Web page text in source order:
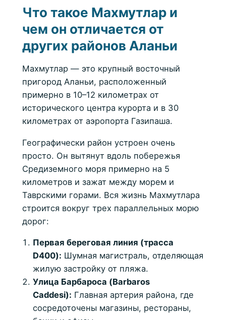
Что такое Махмутлар и
чем он отличается от
других районов Аланьи
Махмутлар — это крупный восточный
пригород Аланьи, расположенный
примерно в 10–12 километрах от
исторического центра курорта и в 30
километрах от аэропорта Газипаша.
Географически район устроен очень
просто. Он вытянут вдоль побережья
Средиземного моря примерно на 5
километров и зажат между морем и
Таврскими горами. Вся жизнь Махмутлара
строится вокруг трех параллельных морю
дорог:
Первая береговая линия (трасса
D400): Шумная магистраль, отделяющая
жилую застройку от пляжа.
Улица Барбароса (Barbaros
Caddesi): Главная артерия района, где
сосредоточены магазины, рестораны,